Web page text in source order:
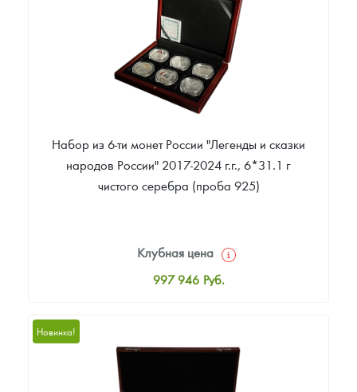
Звоните
Набор из 6-ти монет России "Легенды и сказки
народов России" 2017-2024 г.г., 6*31.1 г
чистого серебра (проба 925)
Клубная цена
997 946 Руб.
Цена выкупа
Новинка!